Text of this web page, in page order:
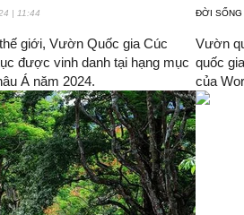
| 11:44
giới, Vườn Quốc gia Cúc
được vinh danh tại hạng mục
Á năm 2024.
ĐỜI SỐNG
Vườn
quốc
của